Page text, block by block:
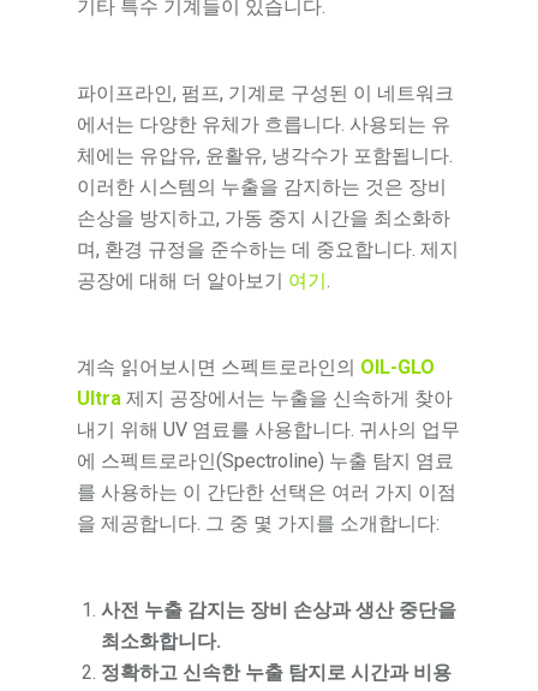
기타 특수 기계들이 있습니다.
파이프라인, 펌프, 기계로 구성된 이 네트워크
에서는 다양한 유체가 흐릅니다. 사용되는 유
체에는 유압유, 윤활유, 냉각수가 포함됩니다.
이러한 시스템의 누출을 감지하는 것은 장비
손상을 방지하고, 가동 중지 시간을 최소화하
며, 환경 규정을 준수하는 데 중요합니다. 제지
공장에 대해 더 알아보기 여기.
계속 읽어보시면 스펙트로라인의 OIL-GLO
Ultra 제지 공장에서는 누출을 신속하게 찾아
내기 위해 UV 염료를 사용합니다. 귀사의 업무
에 스펙트로라인(Spectroline) 누출 탐지 염료
를 사용하는 이 간단한 선택은 여러 가지 이점
을 제공합니다. 그 중 몇 가지를 소개합니다:
사전 누출 감지는 장비 손상과 생산 중단을
최소화합니다.
정확하고 신속한 누출 탐지로 시간과 비용